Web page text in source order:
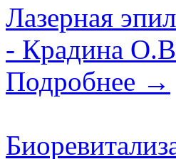
Лазерная
- Крадина
Подробнее →